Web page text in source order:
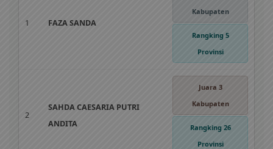
1 FAZA SANDA
Kabupaten
Rangking 5
Provinsi
2
SAHDA CAESARIA PUTRI
ANDITA
Juara 3
Kabupaten
Rangking 26
Provinsi